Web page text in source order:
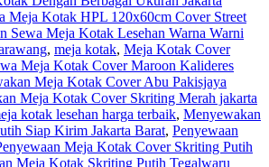
Meja Kotak HPL 120x60cm Cover Street
Sewa Meja Kotak Lesehan Warna Warni
, meja kotak, Meja Kotak Cover
Meja Kotak Cover Maroon Kalideres
Meja Kotak Cover Abu Pakisjaya
Meja Kotak Cover Skriting Merah jakarta
kotak lesehan harga terbaik, Menyewakan
Siap Kirim Jakarta Barat, Penyewaan
Meja Kotak Cover Skriting Putih
Meja Kotak Skriting Putih Tegalwaru